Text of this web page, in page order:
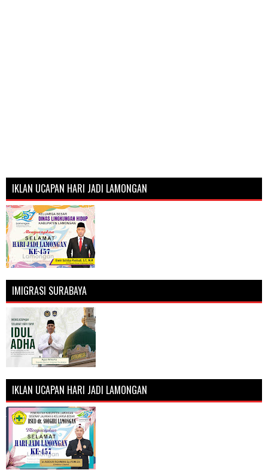
IKLAN UCAPAN HARI JADI LAMONGAN
IMIGRASI SURABAYA
IKLAN UCAPAN HARI JADI LAMONGAN